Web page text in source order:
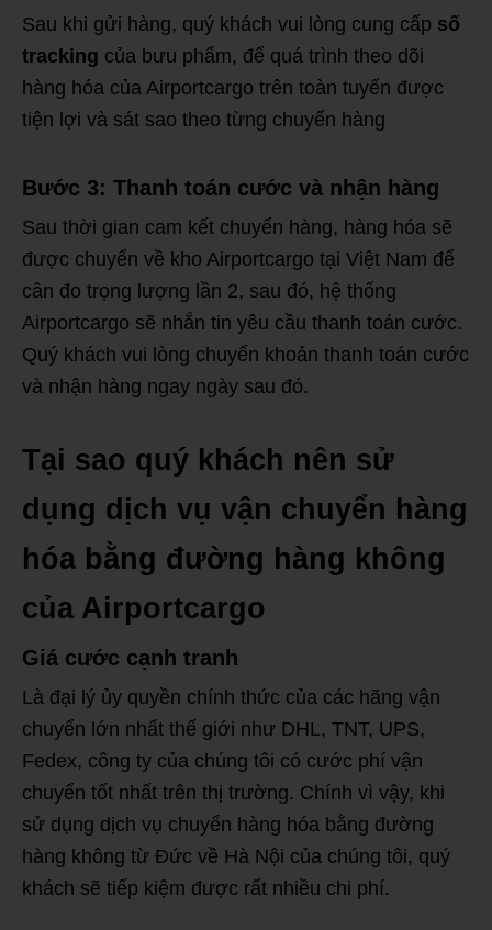
Sau khi gửi hàng, quý khách vui lòng cung cấp số
tracking của bưu phẩm, để quá trình theo dõi
hàng hóa của Airportcargo trên toàn tuyến được
tiện lợi và sát sao theo từng chuyến hàng
Bước 3: Thanh toán cước và nhận hàng
Sau thời gian cam kết chuyển hàng, hàng hóa sẽ
được chuyển về kho Airportcargo tại Việt Nam để
cân đo trọng lượng lần 2, sau đó, hệ thống
Airportcargo sẽ nhắn tin yêu cầu thanh toán cước.
Quý khách vui lòng chuyển khoản thanh toán cước
và nhận hàng ngay ngày sau đó.
Tại sao quý khách nên sử
dụng dịch vụ vận chuyển hàng
hóa bằng đường hàng không
của Airportcargo
Giá cước cạnh tranh
Là đại lý ủy quyền chính thức của các hãng vận
chuyển lớn nhất thế giới như DHL, TNT, UPS,
Fedex, công ty của chúng tôi có cước phí vận
chuyển tốt nhất trên thị trường. Chính vì vậy, khi
sử dụng dịch vụ chuyển hàng hóa bằng đường
hàng không từ Đức về Hà Nội của chúng tôi, quý
khách sẽ tiếp kiệm được rất nhiều chi phí.